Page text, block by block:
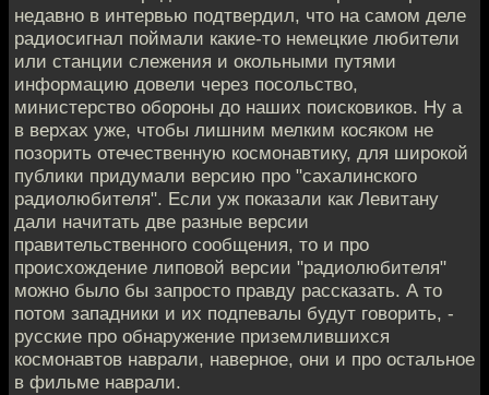
недавно в интервью подтвердил, что на самом деле
радиосигнал поймали какие-то немецкие любители
или станции слежения и окольными путями
информацию довели через посольство,
министерство обороны до наших поисковиков. Ну а
в верхах уже, чтобы лишним мелким косяком не
позорить отечественную космонавтику, для широкой
публики придумали версию про "сахалинского
радиолюбителя". Если уж показали как Левитану
дали начитать две разные версии
правительственного сообщения, то и про
происхождение липовой версии "радиолюбителя"
можно было бы запросто правду рассказать. А то
потом западники и их подпевалы будут говорить, -
русские про обнаружение приземлившихся
космонавтов наврали, наверное, они и про остальное
в фильме наврали.